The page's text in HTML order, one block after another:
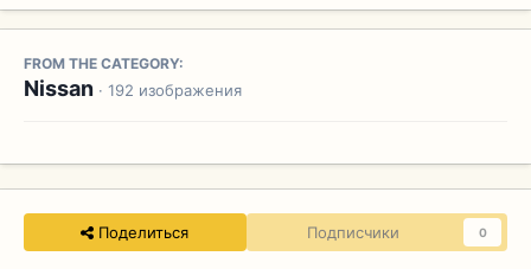
FROM THE CATEGORY:
Nissan · 192 изображения
Поделиться Подписчики 0